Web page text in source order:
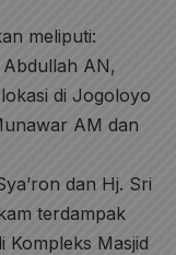
meliputi:
AN,
di Jogoloyo
AM dan
dan Hj. Sri
terdampak
Kompleks Masjid